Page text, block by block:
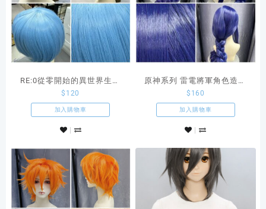
RE:0從零開始的異世界生活
雷姆水藍色COSPLAY假髮
$ 120
加入購物車
原神系列 雷電將軍角色造型
款深紫色粗麻花辮假髮
$ 160
加入購物車